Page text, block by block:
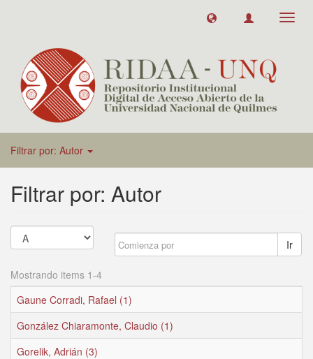
Filtrar por: Autor
Filtrar por: Autor
Ir
Mostrando items 1-4
Gaune Corradi, Rafael (1)
González Chiaramonte, Claudio (1)
Gorelik, Adrián (3)